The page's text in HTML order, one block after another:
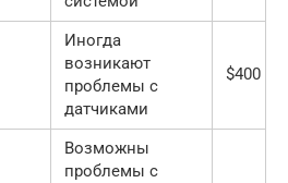
Иногда
возникают
проблемы с
датчиками
$400 —
Возможны
проблемы с